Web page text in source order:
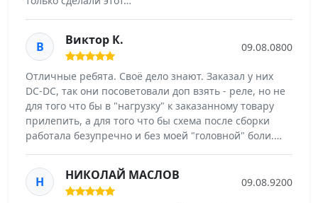
В Виктор К. 09.08.0800
Отличные ребята. Своё дело знают. Заказал у них
DC-DC, так они посоветовали доп взять - реле, но не
для того что бы в "нагрузку" к заказанному товару
прилепить, а для того что бы схема после сборки
работала безупречно и без моей "головной" боли.…
Н НИКОЛАЙ МАСЛОВ 09.08.9200